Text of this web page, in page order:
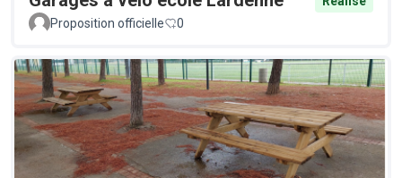
Proposition officielle
0